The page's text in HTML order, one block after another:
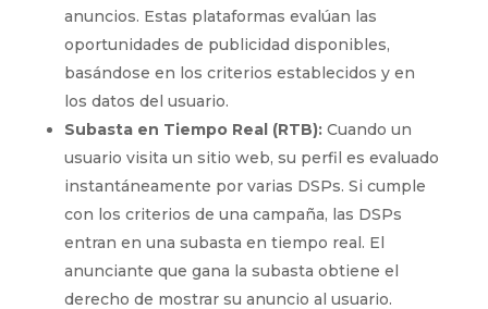
anuncios. Estas plataformas evalúan las
oportunidades de publicidad disponibles,
basándose en los criterios establecidos y en
los datos del usuario.
Subasta en Tiempo Real (RTB):Cuando un
usuario visita un sitio web, su perfil es evaluado
instantáneamente por varias DSPs. Si cumple
con los criterios de una campaña, las DSPs
entran en una subasta en tiempo real. El
anunciante que gana la subasta obtiene el
derecho de mostrar su anuncio al usuario.